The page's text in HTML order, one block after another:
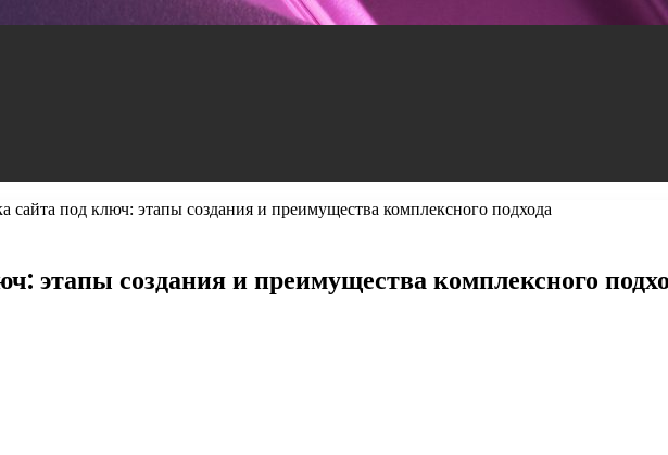
сайта под ключ: этапы создания и преимущества комплексного подхода
этапы создания и преимущества комплексного